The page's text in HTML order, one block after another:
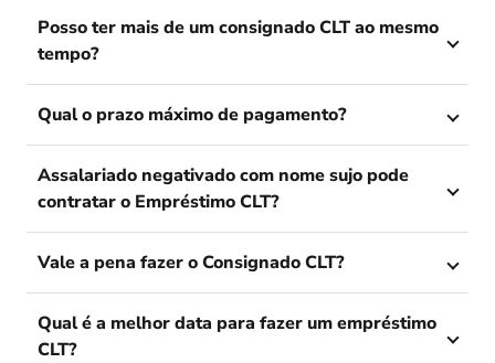
Posso ter mais de um consignado CLT ao mesmo
tempo?
Qual o prazo máximo de pagamento?
Assalariado negativado com nome sujo pode
contratar o Empréstimo CLT?
Vale a pena fazer o Consignado CLT?
Qual é a melhor data para fazer um empréstimo
CLT?